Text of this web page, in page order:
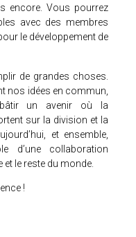
encore. Vous pourrez
avec des membres
le développement de
de grandes choses.
nos idées en commun,
un avenir où la
sur la division et la
et ensemble,
d’une collaboration
et le reste du monde.
!